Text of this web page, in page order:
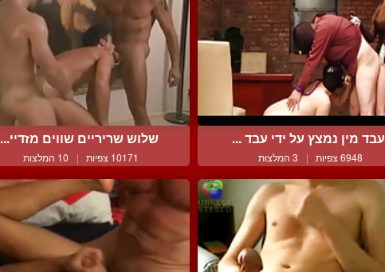
עבד מין נמצץ על ידי עבד ...
6948 צפיות | 3 המלצות
שלוש שריריים שווים מזדיי...
10171 צפיות | 10 המלצות